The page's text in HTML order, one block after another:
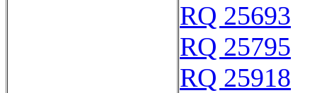
RQ 25693
RQ 25795
RQ 25918